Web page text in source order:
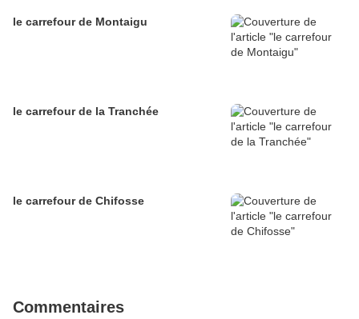
le carrefour de Montaigu
le carrefour de la Tranchée
le carrefour de Chifosse
Commentaires